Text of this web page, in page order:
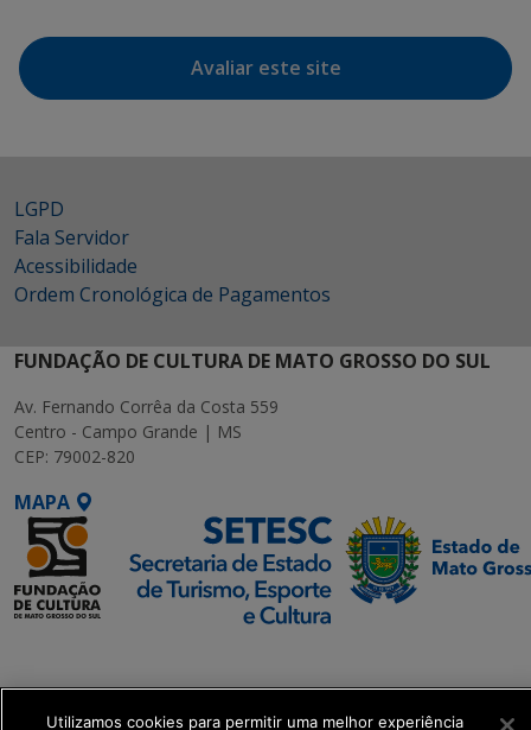
Avaliar este site
LGPD
Fala Servidor
Acessibilidade
Ordem Cronológica de Pagamentos
FUNDAÇÃO DE CULTURA DE MATO GROSSO DO SUL
Av. Fernando Corrêa da Costa 559
Centro - Campo Grande | MS
CEP: 79002-820
MAPA
Executiva de
Transformação Digital
Utilizamos cookies para permitir uma melhor experiência